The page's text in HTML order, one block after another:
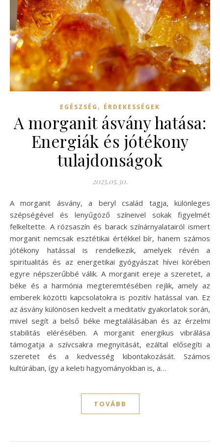
EGÉSZSÉG , ÉRDEKESSÉGEK
A morganit ásvány hatása:
Energiák és jótékony
tulajdonságok
2025.05.30.
A morganit ásvány, a beryl család tagja, különleges
szépségével és lenyűgöző színeivel sokak figyelmét
felkeltette. A rózsaszín és barack színárnyalatairól ismert
morganit nemcsak esztétikai értékkel bír, hanem számos
jótékony hatással is rendelkezik, amelyek révén a
spiritualitás és az energetikai gyógyászat hívei körében
egyre népszerűbbé válik. A morganit ereje a szeretet, a
béke és a harmónia megteremtésében rejlik, amely az
emberek közötti kapcsolatokra is pozitív hatással van. Ez
az ásvány különösen kedvelt a meditatív gyakorlatok során,
mivel segít a belső béke megtalálásában és az érzelmi
stabilitás elérésében. A morganit energikus vibrálása
támogatja a szívcsakra megnyitását, ezáltal elősegíti a
szeretet és a kedvesség kibontakozását. Számos
kultúrában, így a keleti hagyományokban is, a…
TOVÁBB